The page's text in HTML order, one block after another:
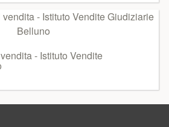
- Istituto Vendite